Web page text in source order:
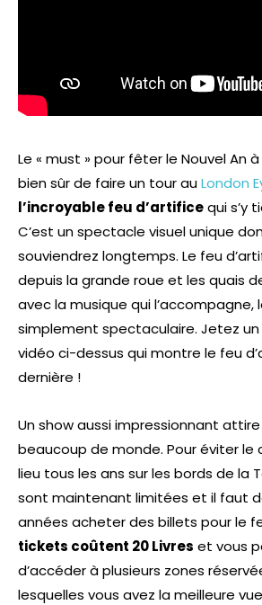
Le « must » pour fêter le Nouvel An à
bien sûr de faire un tour auLondon
l’incroyable feu d’artificequi s’y
C’est un spectacle visuel unique
souviendrez longtemps. Le feu
depuis la grande roue et les quais
avec la musique qui
simplement spectaculaire. Jetez
vidéo ci-dessus qui montre le feu
dernière !
Un show aussi impressionnant
beaucoup de monde. Pour éviter le
lieu tous les ans sur les bords de la
sont maintenant limitées et il faut
années acheter des billets pour le
tickets coûtent 20 Livres et vous
d’accéder à plusieurs zones
lesquelles vous avez la meilleure